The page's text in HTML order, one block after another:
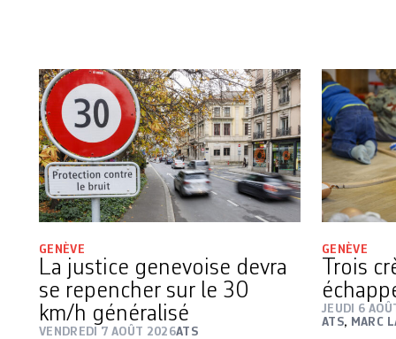
GENÈVE
La justice genevoise devra
se repencher sur le 30
km/h généralisé
VENDREDI 7 AOÛT 2026ATS
GENÈVE
Trois
JEUDI 6
ATS, MARC